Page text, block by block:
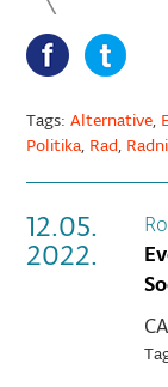
Tags: Alternative,
Politika, Rad,
12.05.
2022.